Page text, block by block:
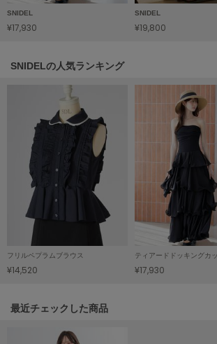
MICHU COQUETTE
ミチュ コケット
MIESROHE
ミースロエ
miies miim
ミーエスミーム
Mila Owen
ミラオーウェン
MOIGE
モワージュ
SNIDEL
¥17,930
SNIDEL
¥19,800
SNIDELの人気ランキング
フリルペプラムブラウス
¥14,520 ¥17,930
関連記事
最近チェックした商品